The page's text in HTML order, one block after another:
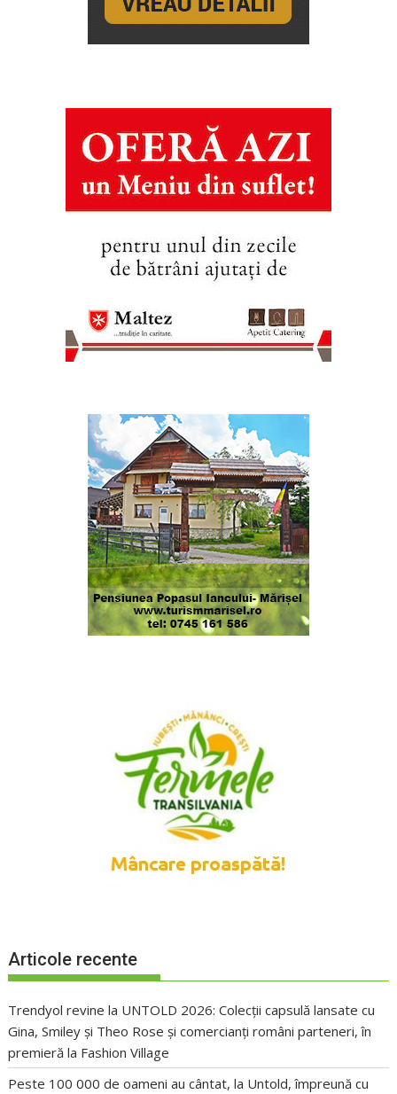
Articole recente
Trendyol revine la UNTOLD 2026: Colecții capsulă lansate cu
Gina, Smiley și Theo Rose și comercianți români parteneri, în
premieră la Fashion Village
Peste 100 000 de oameni au cântat, la Untold, împreună cu